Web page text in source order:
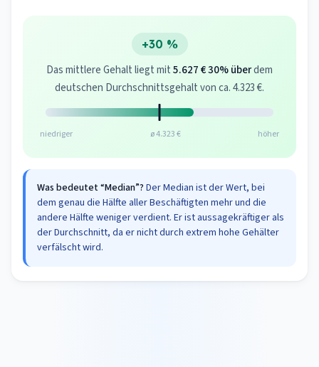
+30 %
Das mittlere Gehalt liegt mit5.627 €30% überdem
deutschen Durchschnittsgehalt von ca. 4.323 €.
niedriger ø 4.323 € höher
Was bedeutet “Median”? Der Median ist der Wert, bei
dem genau die Hälfte aller Beschäftigten mehr und die
andere Hälfte weniger verdient. Er ist aussagekräftiger als
der Durchschnitt, da er nicht durch extrem hohe Gehälter
verfälscht wird.